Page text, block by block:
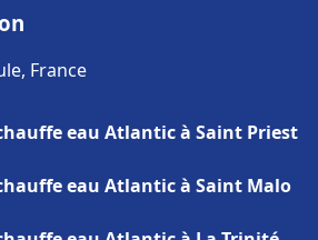
France
eau Atlantic à Saint Priest
eau Atlantic à Saint Malo